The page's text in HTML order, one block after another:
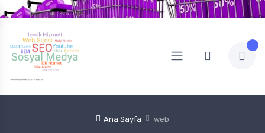
Ana Sayfa web